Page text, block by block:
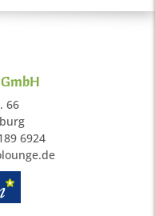
GmbH
66
6924